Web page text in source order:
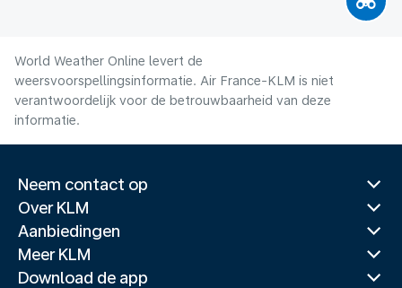
World Weather Online levert de
weersvoorspellingsinformatie. Air France-KLM is niet
verantwoordelijk voor de betrouwbaarheid van deze
informatie.
Neem contact op
Over KLM
Aanbiedingen
Meer KLM
Download de app